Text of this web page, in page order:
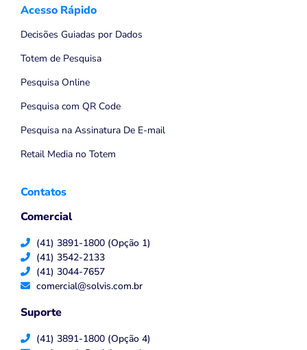
Acesso Rápido
Decisões Guiadas por Dados
Totem de Pesquisa
Pesquisa Online
Pesquisa com QR Code
Pesquisa na Assinatura De E-mail
Retail Media no Totem
Contatos
Comercial
(41) 3891-1800 (Opção 1)
(41) 3542-2133
(41) 3044-7657
comercial@solvis.com.br
Suporte
(41) 3891-1800 (Opção 4)